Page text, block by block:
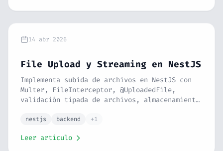
14 abr 2026
File Upload y Streaming en NestJS
Implementa subida de archivos en NestJS con
Multer, FileInterceptor, @UploadedFile,
validación tipada de archivos, almacenamiento
descargas y streaming de respuestas. Serie
nestjs backend +1
Leer artículo